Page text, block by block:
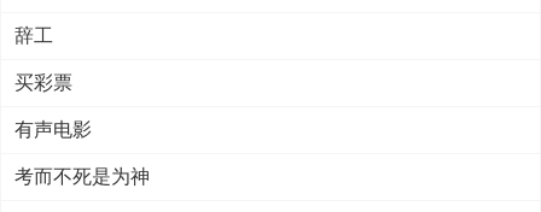
辞工
买彩票
有声电影
考而不死是为神